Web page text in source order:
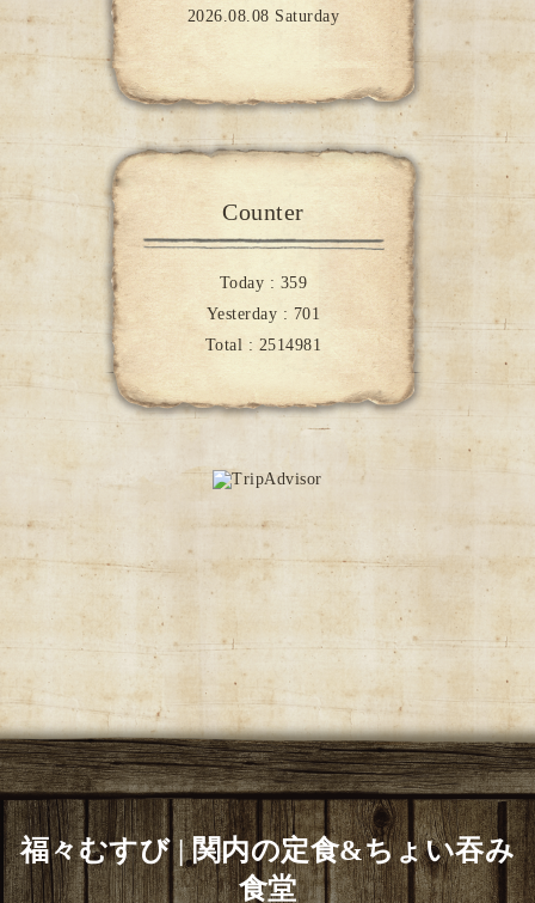
2026.08.08 Saturday
Counter
Today : 359
Yesterday : 701
Total : 2514981
福々むすび | 関内の定食&ちょい吞み
食堂